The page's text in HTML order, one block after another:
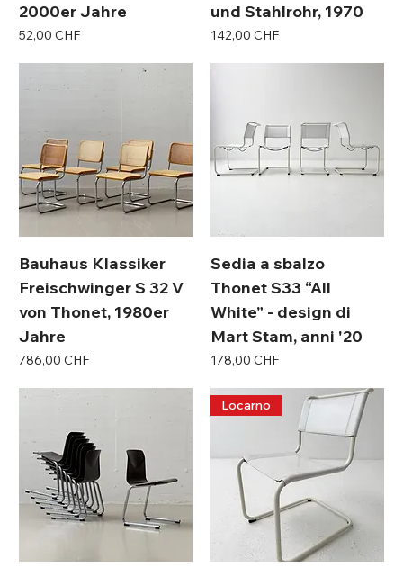
2000er Jahre
Preis
52,00 CHF
und Stahlrohr, 1970
Preis
142,00 CHF
Bauhaus Klassiker
Freischwinger S 32 V
von Thonet, 1980er
Jahre
Preis
786,00 CHF
Sedia a sbalzo
Thonet S33 “All
White” - design di
Mart Stam, anni '20
Preis
178,00 CHF
Locarno